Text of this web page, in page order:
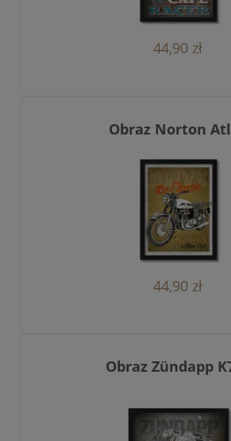
44,90 zł
Obraz Norton
44,90 zł
Obraz Zündapp